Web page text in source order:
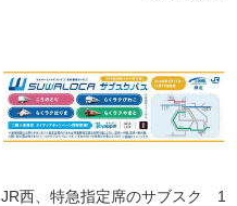
JR西、特急指定席のサブスク　1